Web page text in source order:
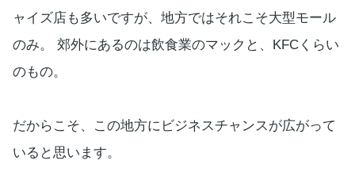
ャイズ店も多いですが、地方ではそれこそ大型モール
のみ。 郊外にあるのは飲食業のマックと、KFCくらい
のもの。
だからこそ、この地方にビジネスチャンスが広がって
いると思います。